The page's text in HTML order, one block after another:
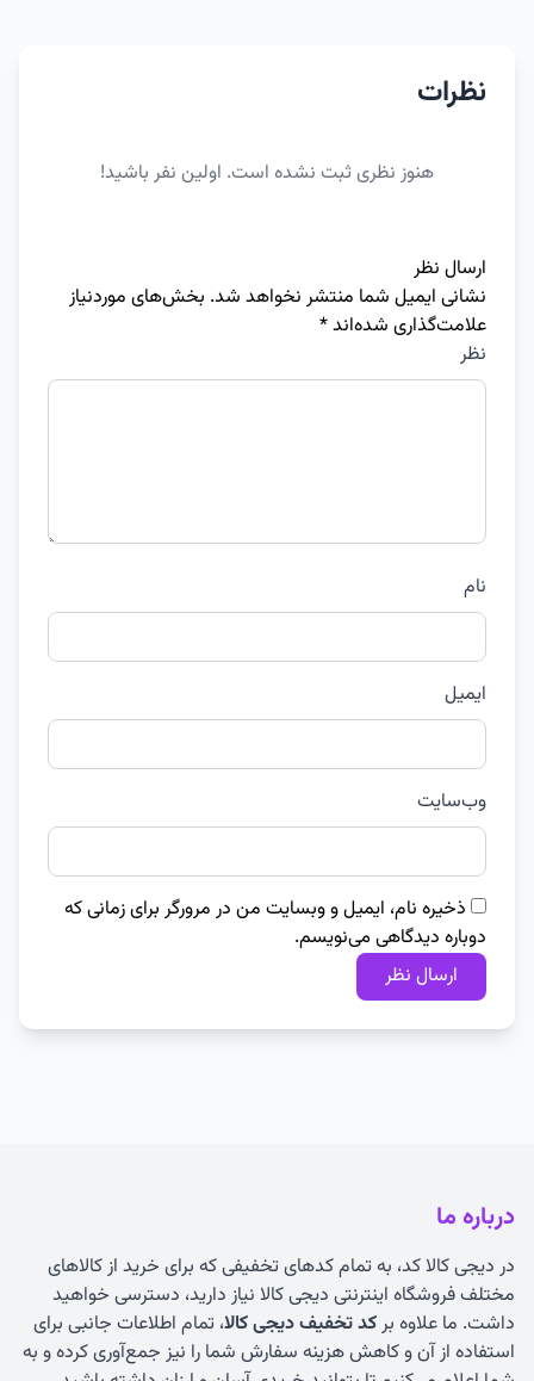
نظرات
هنوز نظری ثبت نشده است. اولین نفر باشید!
ارسال نظر
نشانی ایمیل شما منتشر نخواهد شد. بخش‌های موردنیاز
علامت‌گذاری شده‌اند*
نظر
نام
ایمیل
وب‌سایت
ذخیره نام، ایمیل و وبسایت من در مرورگر برای زمانی که
دوباره دیدگاهی می‌نویسم.
درباره ما
در دیجی کالا کد، به تمام کدهای تخفیفی که برای خرید از کالاهای
مختلف فروشگاه اینترنتی دیجی کالا نیاز دارید، دسترسی خواهید
داشت. ما علاوه برکد تخفیف دیجی کالا، تمام اطلاعات جانبی برای
استفاده از آن و کاهش هزینه سفارش شما را نیز جمع‌آوری کرده و به